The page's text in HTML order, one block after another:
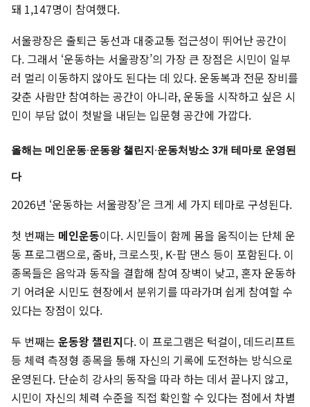
돼 1,147명이 참여했다.
서울광장은 출퇴근 동선과 대중교통 접근성이 뛰어난 공간이
다. 그래서 ‘운동하는 서울광장’의 가장 큰 장점은 시민이 일부
러 멀리 이동하지 않아도 된다는 데 있다. 운동복과 전문 장비를
갖춘 사람만 참여하는 공간이 아니라, 운동을 시작하고 싶은 시
민이 부담 없이 첫발을 내딛는 입문형 공간에 가깝다.
올해는 메인운동·운동왕 챌린지·운동처방소 3개 테마로 운영된
다
2026년 ‘운동하는 서울광장’은 크게 세 가지 테마로 구성된다.
첫 번째는 메인운동이다. 시민들이 함께 몸을 움직이는 단체 운
동 프로그램으로, 줌바, 크로스핏, K-팝 댄스 등이 포함된다. 이
종목들은 음악과 동작을 결합해 참여 장벽이 낮고, 혼자 운동하
기 어려운 시민도 현장에서 분위기를 따라가며 쉽게 참여할 수
있다는 장점이 있다.
두 번째는 운동왕 챌린지다. 이 프로그램은 턱걸이, 데드리프트
등 체력 측정형 종목을 통해 자신의 기록에 도전하는 방식으로
운영된다. 단순히 강사의 동작을 따라 하는 데서 끝나지 않고,
시민이 자신의 체력 수준을 직접 확인할 수 있다는 점에서 차별